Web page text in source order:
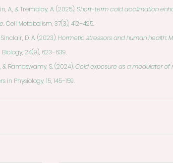
A., & Tremblay, A. (2025). Short-term cold acclimation
Cell Metabolism, 37(3), 412–425.
D. A. (2023). Hormetic stressors and human health:
24(9), 623–639.
& Ramaswamy, S. (2024). Cold exposure as a modulator of
in Physiology, 15, 145–159.